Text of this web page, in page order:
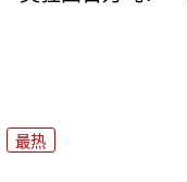
最热